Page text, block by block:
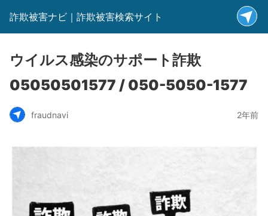
詐欺被害ナビ｜詐欺被害検索サイト
ウイルス感染のサポート詐欺
05050501577 / 050-5050-1577
fraudnavi 2年前